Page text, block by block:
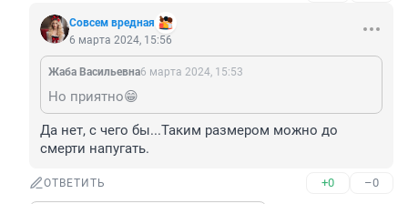
Совсем вредная
6 марта 2024, 15:56
Жаба Васильевна6 марта 2024, 15:53
Но приятно😁
Да нет, с чего бы...Таким размером можно до
смерти напугать.
ОТВЕТИТЬ +0 –0